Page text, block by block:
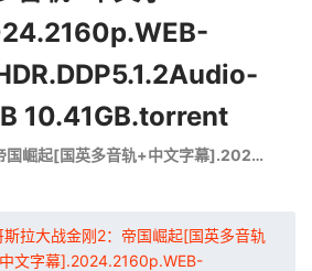
10.41GB.torrent
哥斯拉大战金刚2：帝国崛起[国英多音轨+中文字幕].2024.2160p.WEB-DL.H265.HDR.DDP5.1.2Audio-BATWEB
斯拉大战金刚2：帝国崛起[国英多音轨
文字幕].2024.2160p.WEB-